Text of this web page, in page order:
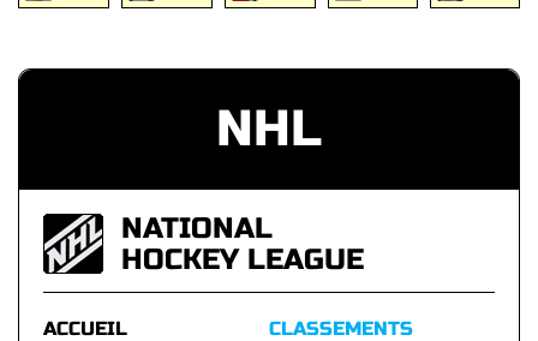
NHL
NATIONAL
HOCKEY LEAGUE
ACCUEIL
CLASSEMENTS